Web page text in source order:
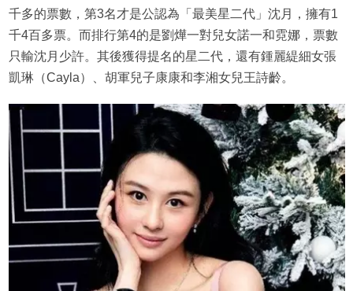
千多的票數，第3名才是公認為「最美星二代」沈月，擁有1
千4百多票。而排行第4的是劉燁一對兒女諾一和霓娜，票數
只輸沈月少許。其後獲得提名的星二代，還有鍾麗緹細女張
凱琳（Cayla）、胡軍兒子康康和李湘女兒王詩齡。